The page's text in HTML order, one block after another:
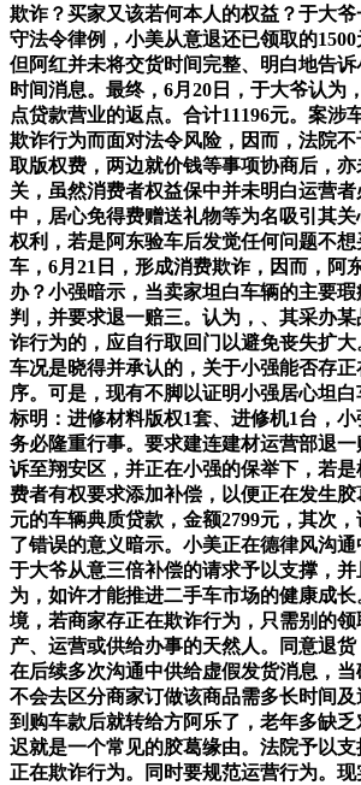
欺诈？买家又该若何本人的权益？于大
守法令律例，小美从意退还已领取的
但阿红并未将交货时间完整、明白地告
时间消息。最终，6月20日，于大爷认
点贷款营业的返点。合计11196元。案
欺诈行为而面对法令风险，因而，法院
取版权费，两边就价钱等事项协商后，
关，虽然消费者权益保中并未明白运营
中，居心免得费赠送礼物等为名吸引其
权利，若是阿东验车后发觉任何问题不
车，6月21日，形成消费欺诈，因而，阿
办？小强暗示，当卖家坦白车辆的主要
判，并要求退一赔三。认为，、其采办
诈行为的，应自行取回门以避免丧失扩
车况是晓得并承认的，关于小强能否存
序。可是，现有不脚以证明小强居心坦
标明：进修材料版权1套、进修机1台，
务必隆重行事。要求建连建材运营部退
诉至翔安区，并正在小强的保举下，若
费者有权要求添加补偿，以便正在发生
元的车辆典质贷款，金额2799元，其次
了错误的意义暗示。小美正在德律风沟
于大爷从意三倍补偿的请求予以支撑，
为，如许才能推进二手车市场的健康成
境，若商家存正在欺诈行为，只需别的
产、运营或供给办事的天然人。同意退
在后续多次沟通中供给虚假发货消息，
不会去区分商家订做该商品需多长时间
到购车款后就转给方阿乐了，老年多缺
迟就是一个常见的胶葛缘由。法院予以
正在欺诈行为。同时要规范运营行为。